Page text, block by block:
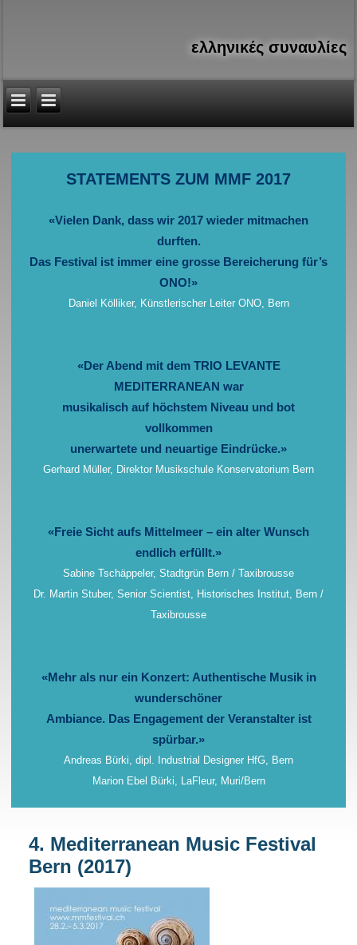
ελληνικές συναυλίες
Είστε εδώ
STATEMENTS ZUM MMF 2017
«Vielen Dank, dass wir 2017 wieder mitmachen
durften.
Das Festival ist immer eine grosse Bereicherung für’s
ONO!»
Daniel Kölliker, Künstlerischer Leiter ONO, Bern
«Der Abend mit dem TRIO LEVANTE
MEDITERRANEAN war
musikalisch auf höchstem Niveau und bot
vollkommen
unerwartete und neuartige Eindrücke.»
Gerhard Müller, Direktor Musikschule Konservatorium Bern
«Freie Sicht aufs Mittelmeer – ein alter Wunsch
endlich erfüllt.»
Sabine Tschäppeler, Stadtgrün Bern / Taxibrousse
Dr. Martin Stuber, Senior Scientist, Historisches Institut, Bern /
Taxibrousse
«Mehr als nur ein Konzert: Authentische Musik in
wunderschöner
Ambiance. Das Engagement der Veranstalter ist
spürbar.»
Andreas Bürki, dipl. Industrial Designer HfG, Bern
Marion Ebel Bürki, LaFleur, Muri/Bern
4. Mediterranean Music Festival
Bern (2017)